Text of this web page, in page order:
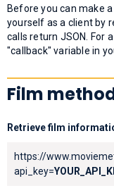
Before you can make
yourself as a client by
calls return JSON. For
"callback" variable in
Film
Retrieve film
https://
api_key=